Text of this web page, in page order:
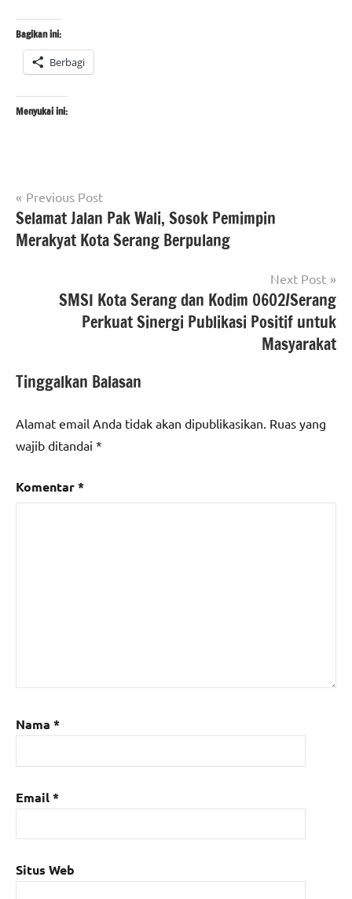
Bagikan ini:
Berbagi
Menyukai ini:
Tagged
with
#desa
gunungsari
#Kecamatan
#beritabanten
Navigasi
pos
Previous Post
Selamat Jalan Pak Wali, Sosok Pemimpin
Merakyat Kota Serang Berpulang
Next Post
SMSI Kota Serang dan Kodim 0602/Serang
Perkuat Sinergi Publikasi Positif untuk
Masyarakat
Tinggalkan Balasan
Alamat email Anda tidak akan dipublikasikan. Ruas yang
wajib ditandai *
Komentar*
Nama *
Email*
Situs Web